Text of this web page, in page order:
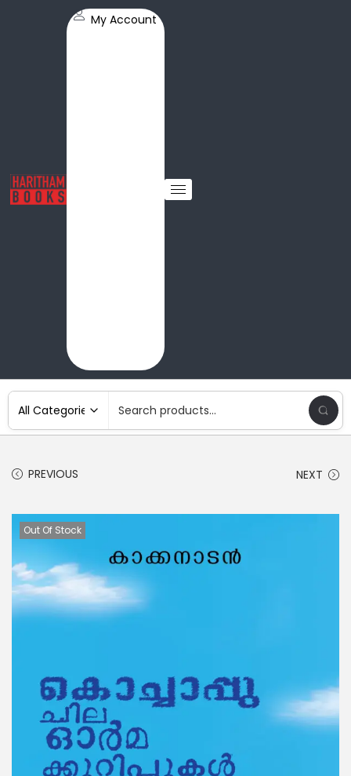
My Account
PREVIOUS NEXT
Out Of Stock